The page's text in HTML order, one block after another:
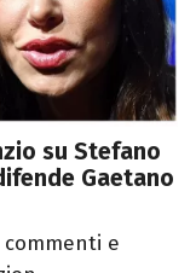
su Stefano
Gaetano
e